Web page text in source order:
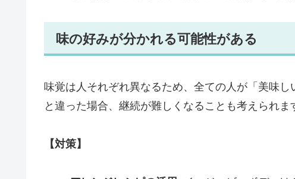
味の好みが分かれる可能性がある
味覚は人それぞれ異なるため、全ての人が「美味
と違った場合、継続が難しくなることも考えられま
【対策】